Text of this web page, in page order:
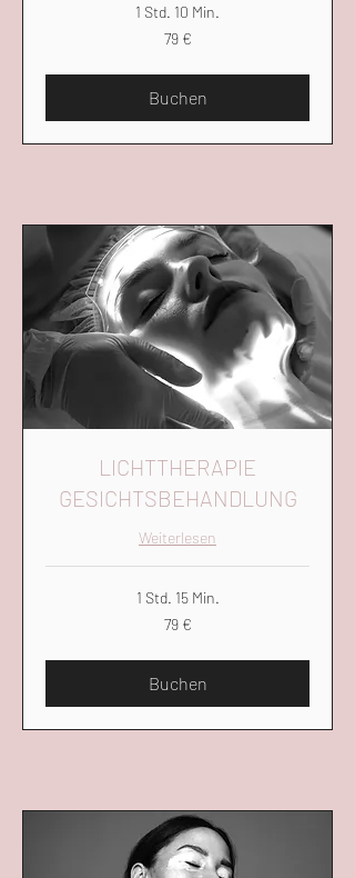
1 Std. 10 Min.
79 €
Buchen
LICHTTHERAPIE
GESICHTSBEHANDLUNG
Weiterlesen
1 Std. 15 Min.
79 €
Buchen